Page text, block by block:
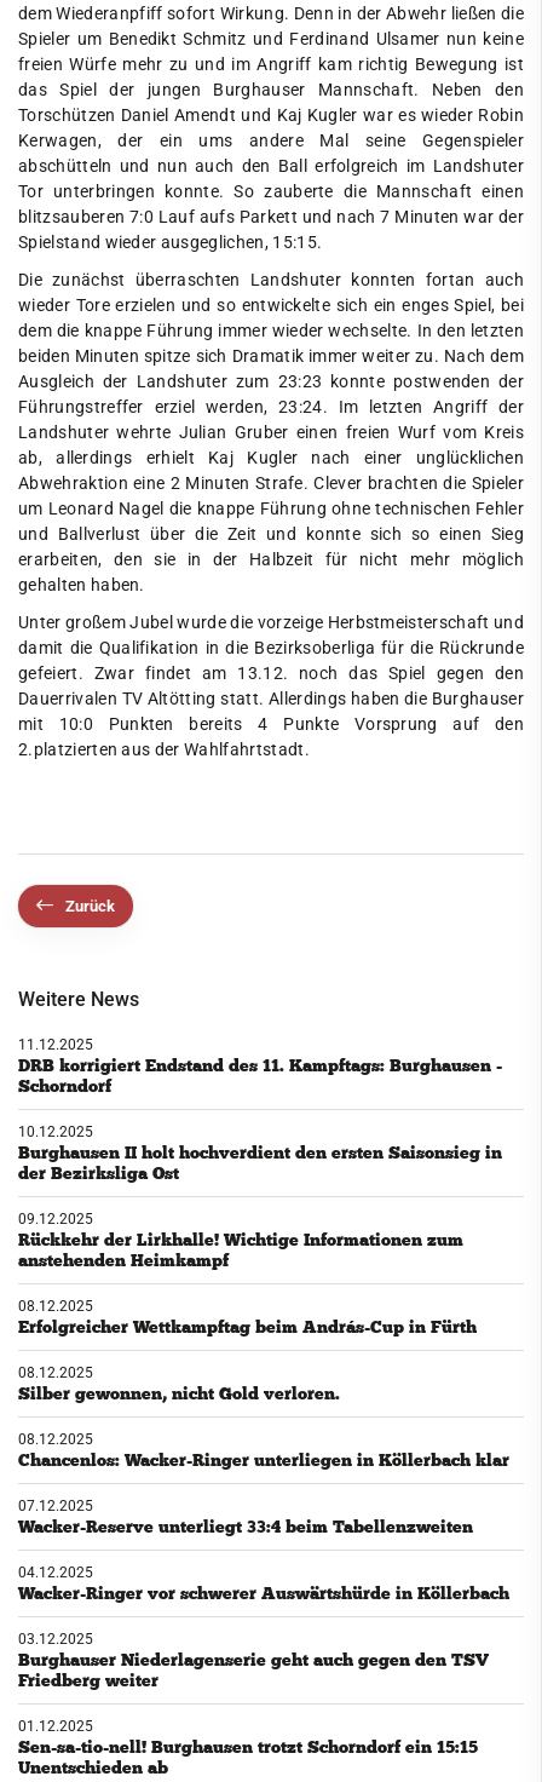
dem Wiederanpfiff sofort Wirkung. Denn in der Abwehr ließen die
Spieler um Benedikt Schmitz und Ferdinand Ulsamer nun keine
freien Würfe mehr zu und im Angriff kam richtig Bewegung ist
das Spiel der jungen Burghauser Mannschaft. Neben den
Torschützen Daniel Amendt und Kaj Kugler war es wieder Robin
Kerwagen, der ein ums andere Mal seine Gegenspieler
abschütteln und nun auch den Ball erfolgreich im Landshuter
Tor unterbringen konnte. So zauberte die Mannschaft einen
blitzsauberen 7:0 Lauf aufs Parkett und nach 7 Minuten war der
Spielstand wieder ausgeglichen, 15:15.
Die zunächst überraschten Landshuter konnten fortan auch
wieder Tore erzielen und so entwickelte sich ein enges Spiel, bei
dem die knappe Führung immer wieder wechselte. In den letzten
beiden Minuten spitze sich Dramatik immer weiter zu. Nach dem
Ausgleich der Landshuter zum 23:23 konnte postwenden der
Führungstreffer erziel werden, 23:24. Im letzten Angriff der
Landshuter wehrte Julian Gruber einen freien Wurf vom Kreis
ab, allerdings erhielt Kaj Kugler nach einer unglücklichen
Abwehraktion eine 2 Minuten Strafe. Clever brachten die Spieler
um Leonard Nagel die knappe Führung ohne technischen Fehler
und Ballverlust über die Zeit und konnte sich so einen Sieg
erarbeiten, den sie in der Halbzeit für nicht mehr möglich
gehalten haben.
Unter großem Jubel wurde die vorzeige Herbstmeisterschaft und
damit die Qualifikation in die Bezirksoberliga für die Rückrunde
gefeiert. Zwar findet am 13.12. noch das Spiel gegen den
Dauerrivalen TV Altötting statt. Allerdings haben die Burghauser
mit 10:0 Punkten bereits 4 Punkte Vorsprung auf den
2.platzierten aus der Wahlfahrtstadt.
Zurück
Weitere News
11.12.2025
DRB korrigiert Endstand des 11. Kampftags: Burghausen -
Schorndorf
10.12.2025
Burghausen II holt hochverdient den ersten Saisonsieg in
der Bezirksliga Ost
09.12.2025
Rückkehr der Lirkhalle! Wichtige Informationen zum
anstehenden Heimkampf
08.12.2025
Erfolgreicher Wettkampftag beim András-Cup in Fürth
08.12.2025
Silber gewonnen, nicht Gold verloren.
08.12.2025
Chancenlos: Wacker-Ringer unterliegen in Köllerbach klar
07.12.2025
Wacker-Reserve unterliegt 33:4 beim Tabellenzweiten
04.12.2025
Wacker-Ringer vor schwerer Auswärtshürde in Köllerbach
03.12.2025
Burghauser Niederlagenserie geht auch gegen den TSV
Friedberg weiter
01.12.2025
Sen-sa-tio-nell! Burghausen trotzt Schorndorf ein 15:15
Unentschieden ab